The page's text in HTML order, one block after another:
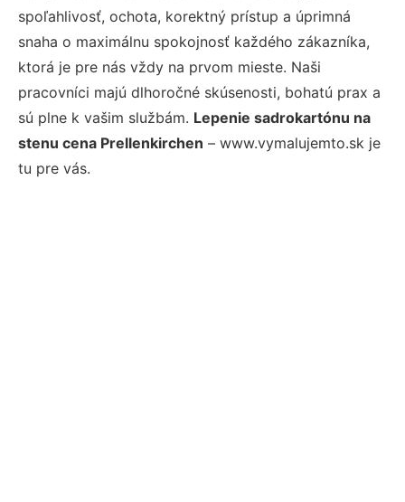
spoľahlivosť, ochota, korektný prístup a úprimná
snaha o maximálnu spokojnosť každého zákazníka,
ktorá je pre nás vždy na prvom mieste. Naši
pracovníci majú dlhoročné skúsenosti, bohatú prax a
sú plne k vašim službám. Lepenie sadrokartónu na
stenu cena Prellenkirchen – www.vymalujemto.sk je
tu pre vás.